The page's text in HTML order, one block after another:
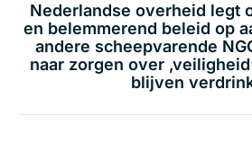
Beitrag:
Nederlandse overheid legt
en belemmerend beleid op
andere scheepvarende
naar zorgen over
blijven